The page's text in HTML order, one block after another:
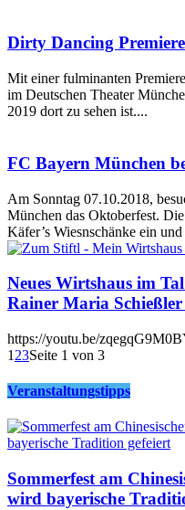
Dirty Dancing
Mit einer fulminanten
im Deutschen Theater
2019 dort zu sehen ist....
FC Bayern München
Am Sonntag 07.10.2018,
München das Oktoberfest.
Käfer’s Wiesnschänke ein
Neues Wirtshaus im
Rainer Maria Schießler
https://youtu.be/
1 23Seite 1 von 3
Veranstaltungstipps
Sommerfest am
wird bayerische